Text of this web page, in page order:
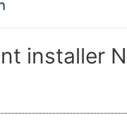
installer